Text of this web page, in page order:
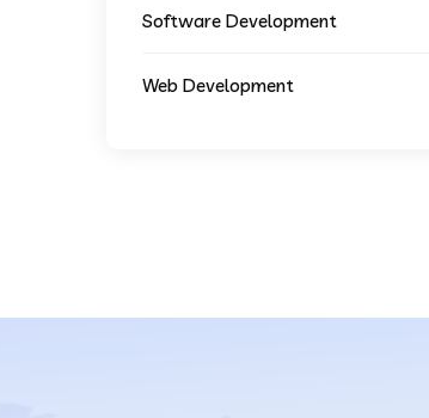
Software Development
Web Development